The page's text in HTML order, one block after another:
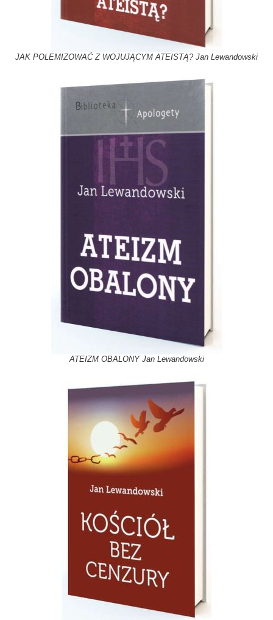
JAK POLEMIZOWAĆ Z WOJUJĄCYM ATEISTĄ? Jan Lewandowski
ATEIZM OBALONY Jan Lewandowski